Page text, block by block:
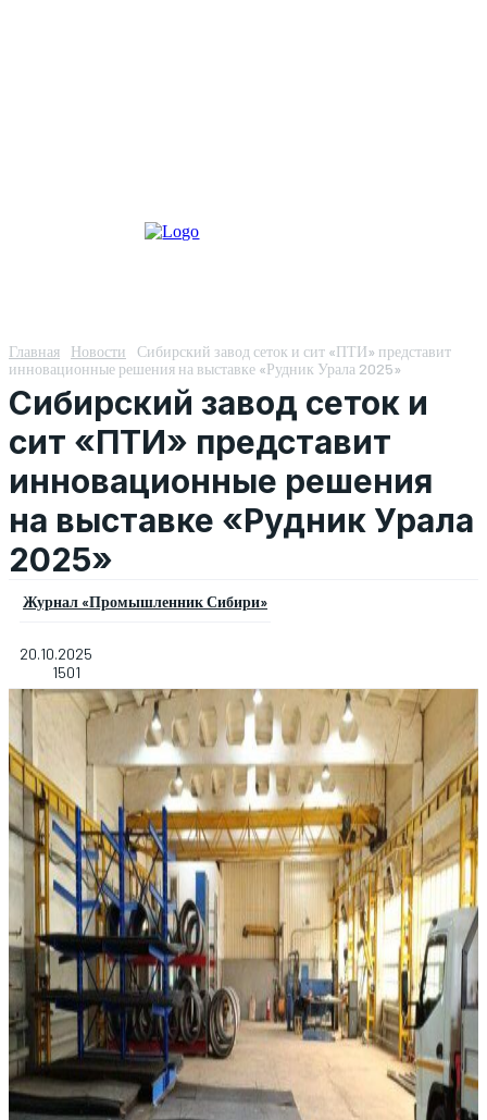
Главная Новости
Сибирский завод сеток и сит «ПТИ» представит
инновационные решения на выставке «Рудник Урала 2025»
Сибирский завод сеток и
сит «ПТИ» представит
инновационные решения
на выставке «Рудник Урала
2025»
Журнал «Промышленник Сибири»
20.10.2025
1501